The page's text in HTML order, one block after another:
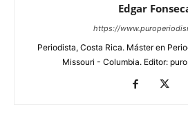
Edgar
https://
Periodista, Costa Rica. Máster en
Missouri - Columbia. Editor: